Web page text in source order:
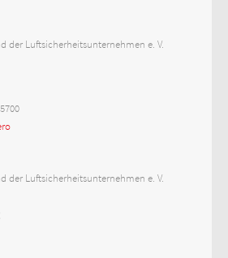
der Luftsicherheitsunternehmen e. V.
der Luftsicherheitsunternehmen e. V.